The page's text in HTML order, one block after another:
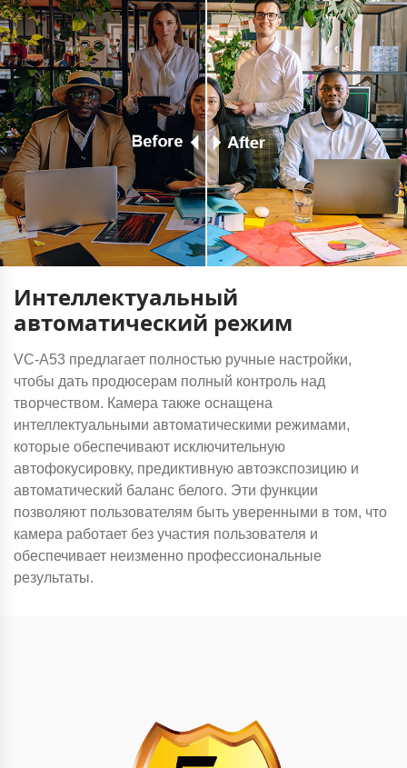
Интеллектуальный
автоматический режим
VC-A53 предлагает полностью ручные настройки,
чтобы дать продюсерам полный контроль над
творчеством. Камера также оснащена
интеллектуальными автоматическими режимами,
которые обеспечивают исключительную
автофокусировку, предиктивную автоэкспозицию и
автоматический баланс белого. Эти функции
позволяют пользователям быть уверенными в том, что
камера работает без участия пользователя и
обеспечивает неизменно профессиональные
результаты.